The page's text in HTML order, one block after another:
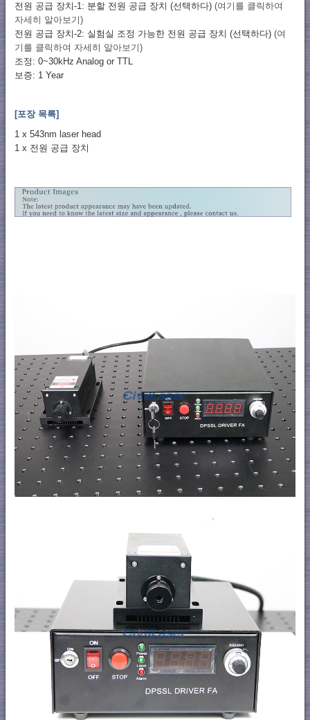
전원 공급 장치-1: 분할 전원 공급 장치 (선택하다) (여기를 클릭하여
자세히 알아보기)
전원 공급 장치-2: 실험실 조정 가능한 전원 공급 장치 (선택하다) (여
기를 클릭하여 자세히 알아보기)
조정: 0~30kHz Analog or TTL
보증: 1 Year
[포장 목록]
1 x 543nm laser head
1 x 전원 공급 장치